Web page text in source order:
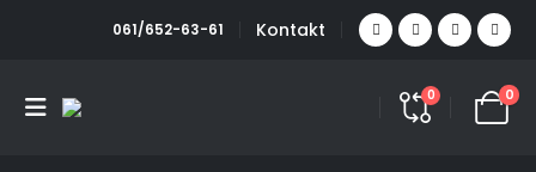
061/652-63-61 Kontakt
0 0